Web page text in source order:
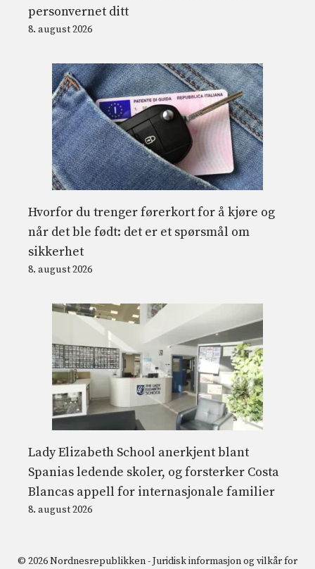
personvernet ditt
8. august 2026
Hvorfor du trenger førerkort for å kjøre og
når det ble født: det er et spørsmål om
sikkerhet
8. august 2026
Lady Elizabeth School anerkjent blant
Spanias ledende skoler, og forsterker Costa
Blancas appell for internasjonale familier
8. august 2026
© 2026 Nordnesrepublikken -Juridisk informasjon og vilkår for